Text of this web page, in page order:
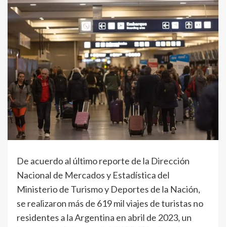
De acuerdo al último reporte de la Dirección
Nacional de Mercados y Estadística del
Ministerio de Turismo y Deportes de la Nación,
se realizaron más de 619 mil viajes de turistas no
residentes a la Argentina en abril de 2023, un